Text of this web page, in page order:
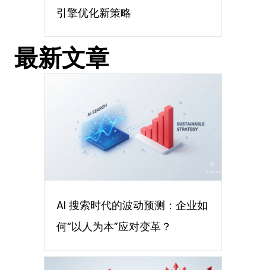
引擎优化新策略
最新文章
AI 搜索时代的波动预测：企业如
何“以人为本”应对变革？